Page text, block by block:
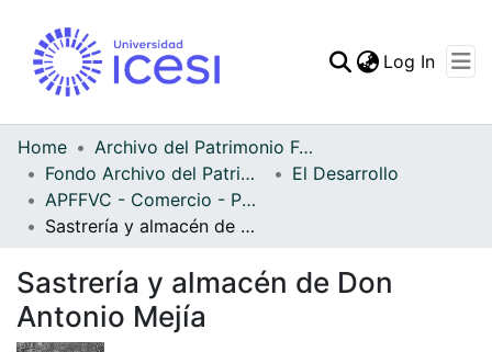
Statistics
Log In
Home
Archivo del Patrimonio Fotográfico y Fílmico del Valle del Cauca
Fondo Archivo del Patrimonio Fotográfico y Fílmico del Valle del Cauca
El Desarrollo
APFFVC - Comercio - Patrimonial
Sastrería y almacén de Don Antonio Mejía
Sastrería y almacén de Don
Antonio Mejía